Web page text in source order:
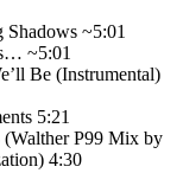
~5:01
~5:01
Be (Instrumental)
5:21
(Walther P99 Mix by
4:30